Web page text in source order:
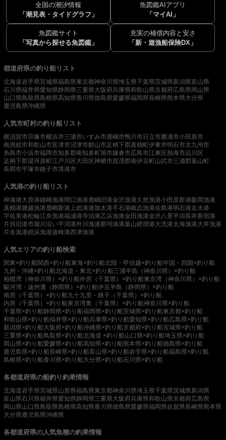
全国の潮汐情報
「潮見表・タイドグラフ」
魚図鑑AIアプリ
「マイAI」
魚図鑑サイト
「写真から探せる魚図鑑」
充実の補償内容と安さ
「新・遊漁船保険DX」
都道府県の釣り船リスト
北海道岩手県宮城県福島県東京都神奈川県埼玉県千葉県茨城県新潟県富山県
石川県福井県愛知県静岡県三重県大阪府兵庫県和歌山県京都府広島県岡山県
山口県鳥取県島根県高知県香川県徳島県愛媛県福岡県長崎県熊本県大分県
鹿児島県沖縄県
人気市町村の釣り船リスト
横須賀市宗像市横浜市三浦市いすみ市鹿嶋市鴨川市日立市勝浦市小田原市
南房総市和歌山市富津市沼津市館山市足柄下郡真鶴町伊東市明石市北九州市
糸島市小浜市福岡市知多郡南知多町旭市鎌倉市広島市江東区熱海市品川区
足柄下郡湯河原町江戸川区大田区神栖市賀茂郡南伊豆町山武市三浦郡葉山町
長岡市平塚市銚子市境港市
人気港の釣り船リスト
神湊港大原港鐘崎漁港間口漁港 鹿嶋旧港金沢漁港久慈漁港小田原新港飯岡漁港
真鶴港腰越漁港 鹿嶋新港 上総湊港加太港手石港岐志漁港佐島港明石港走水港
宇佐美港松輪江奈漁港福浦港寺泊港乙浜漁港金田漁港金沢八景平潟長井新宿港
片貝旧港市堀川沿い平潟港外川漁港那珂湊港葉山鐙摺港大洗港太海漁港大井漁港
片名漁港姪浜漁港波崎港西津漁港
人気エリアの釣り船検索
関東×釣り船関西×釣り船東海×釣り船北陸・甲信越×釣り船中国・四国×釣り船
九州・沖縄×釣り船北海道・東北×釣り船三浦半島（神奈川県）×釣り船
相模湾（神奈川県）×釣り船外房（千葉県）×釣り船東京湾（神奈川県）×釣り船
駿河湾・遠州灘（静岡県）×釣り船伊豆半島（静岡県）×釣り船
南房（千葉県）×釣り船九十九里・銚子（千葉県）×釣り船
内房（千葉県）×釣り船東京湾奥（千葉県）×釣り船神奈川県×釣り船
千葉県×釣り船静岡県×釣り船福岡県×釣り船茨城県×釣り船東京都×釣り船
和歌山県×釣り船福井県×釣り船兵庫県×釣り船愛知県×釣り船広島県×釣り船
新潟県×釣り船大阪府×釣り船沖縄県×釣り船京都府×釣り船宮城県×釣り船
三重県×釣り船鳥取県×釣り船北海道 ×釣り船山口県×釣り船埼玉県×釣り船
岡山県×釣り船愛媛県×釣り船高知県×釣り船熊本県×釣り船徳島県×釣り船
鹿児島県×釣り船長崎県×釣り船富山県×釣り船岩手県×釣り船福島県×釣り船
島根県×釣り船香川県×釣り船大分県×釣り船石川県×釣り船
各都道府県の船釣り釣果情報
北海道岩手県宮城県山形県福島県東京都神奈川県埼玉県千葉県茨城県新潟県
富山県石川県福井県愛知県静岡県三重県大阪府兵庫県和歌山県京都府広島県
岡山県山口県鳥取県島根県高知県香川県徳島県愛媛県福岡県佐賀県長崎県熊本県
大分県 鹿児島県沖縄県
各都道府県の人気魚種の釣果情報